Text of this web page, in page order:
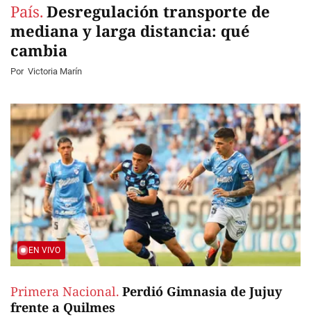
País. Desregulación transporte de
mediana y larga distancia: qué
cambia
Por Victoria Marín
EN VIVO
Primera Nacional. Perdió Gimnasia de Jujuy
frente a Quilmes